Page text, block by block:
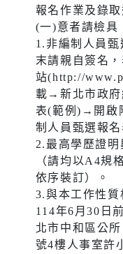
報名作業及錄取
(一)意者請檢具
1.非編制人員
末請親自簽名
站(http://
載→新北市政府
表(範例)→開啟
制人員甄選報
2.最高學歷證
（請均以A4規
依序裝訂）。
3.與本工作性
114年6月30日
北市中和區公
號4樓人事室許